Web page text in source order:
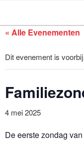
de
ASSEN
« Alle Evenementen
Dit evenement is
4 mei 2025
De eerste zondag